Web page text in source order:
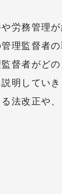
労務管理
理監督者
督者がど
明してい
法改正や